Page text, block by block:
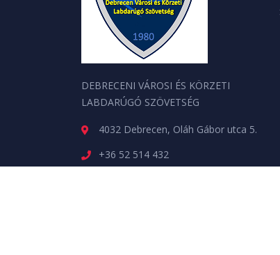
DEBRECENI VÁROSI ÉS KÖRZETI
LABDARÚGÓ SZÖVETSÉG
4032 Debrecen, Oláh Gábor utca 5.
+36 52 514 432